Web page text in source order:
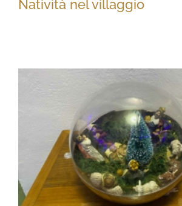
Natività nel villaggio
Natività nel villaggio